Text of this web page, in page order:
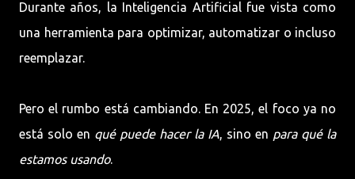
Durante años, la Inteligencia Artificial fue vista como
una herramienta para optimizar, automatizar o incluso
reemplazar.
Pero el rumbo está cambiando. En 2025, el foco ya no
está solo en qué puede hacer la IA, sino en para qué la
estamos usando.